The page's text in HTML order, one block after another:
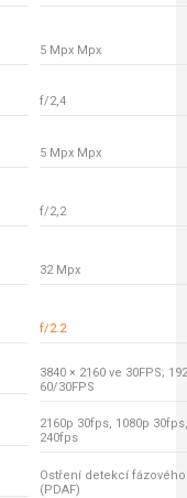
5 Mpx Mpx
f/2,4
5 Mpx Mpx
f/2,2
32 Mpx
f/2.2
3840 × 2160 ve 30FPS;
60/30FPS
2160p 30fps, 1080p
240fps
Ostření detekcí
(PDAF)